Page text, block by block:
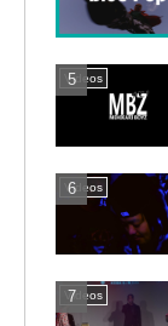
Videos
Videos
Videos